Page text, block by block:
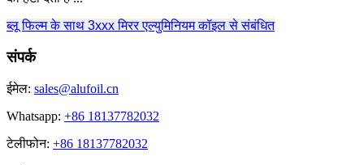
ब्लू फिल्म के साथ 3xxx मिरर एल्युमिनियम कॉइल से संबंधित
संपर्क
ईमेल: sales@alufoil.cn
Whatsapp: +86 18137782032
टेलीफोन: +86 18137782032